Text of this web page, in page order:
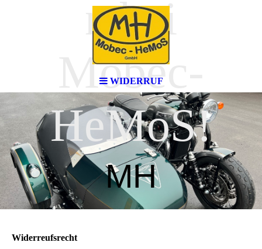
WIDERRUF
n bei
Mobec-
HeMoS!
MH
Widerreufsrecht